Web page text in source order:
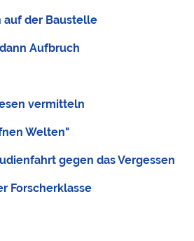
auf der Baustelle
Aufbruch
vermitteln
Welten"
gegen das Vergessen
Forscherklasse